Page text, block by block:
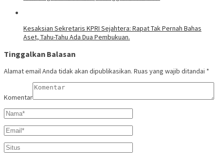
Kesaksian Sekretaris KPRI Sejahtera: Rapat Tak Pernah Bahas
Aset, Tahu-Tahu Ada Dua Pembukuan.
Tinggalkan Balasan
Alamat email Anda tidak akan dipublikasikan. Ruas yang wajib ditandai *
Komentar